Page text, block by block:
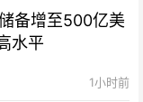
备增至500亿美
水平
1小时前